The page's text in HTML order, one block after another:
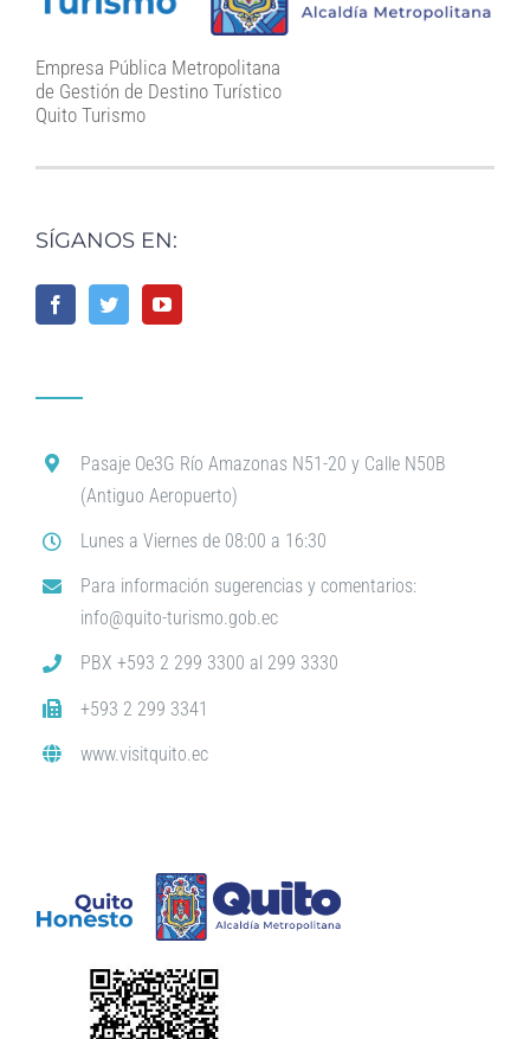
Empresa Pública Metropolitana
de Gestión de Destino Turístico
Quito Turismo
SÍGANOS EN:
Pasaje Oe3G Río Amazonas N51-20 y Calle N50B
(Antiguo Aeropuerto)
Lunes a Viernes de 08:00 a 16:30
Para información sugerencias y comentarios:
info@quito-turismo.gob.ec
PBX +593 2 299 3300 al 299 3330
+593 2 299 3341
www.visitquito.ec